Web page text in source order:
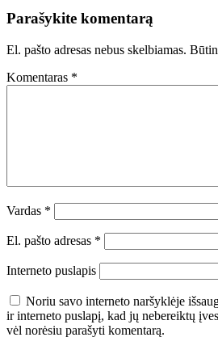
Parašykite komentarą
El. pašto adresas nebus skelbiamas.
Komentaras *
Vardas *
El. pašto adresas *
Interneto puslapis
Noriu savo interneto naršyklėje
ir interneto puslapį, kad jų nebereiktų
vėl norėsiu parašyti komentarą.